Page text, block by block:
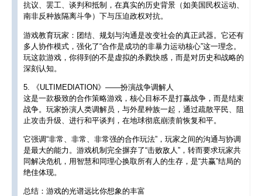
抗议、罢工、谈判和抵制，在真实的历史背景（如美国民权运动、
南非反种族隔离斗争）下与压迫政权对抗。
游戏教育玩家：团结、规划与沟通是改变社会的真正武器。它还有
多人协作模式，强化了“合作是成功的非暴力运动核心”这一理念。
玩这款游戏，你得到的不是虚拟的杀戮快感，而是对历史和战略的
深刻认知。
5. 《ULTIMEDIATION》——扮演战争调解人
这是一款极致的合作策略游戏，核心目标不是打赢战争，而是结束
战争。玩家扮演人类调解员，与外星种族一起，通过疏散平民、阻
止攻击升级、进行和平谈判，在地球彻底崩溃前恢复和平。
它强调“非常、非常、非常强的合作玩法”，玩家之间的沟通与协调
是最大的能力。游戏机制完全摒弃了“击败敌人”，转而要求玩家共
同解决危机，用智慧和同理心换取所有人的生存，是“共赢”结局的
绝佳体现。
总结：游戏的光谱远比你想象的丰富